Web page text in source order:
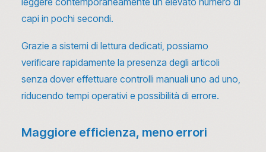
capi in pochi secondi.
Grazie a sistemi di lettura dedicati, possiamo
verificare rapidamente la presenza degli articoli
senza dover effettuare controlli manuali uno ad uno,
riducendo tempi operativi e possibilità di errore.
Maggiore efficienza, meno errori